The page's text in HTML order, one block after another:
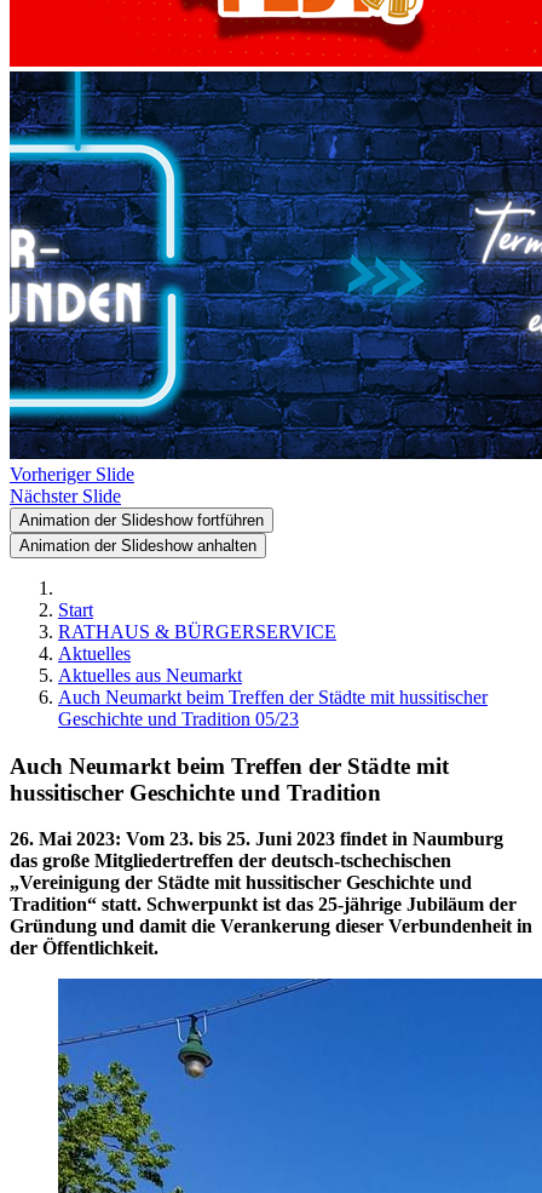
Vorheriger Slide
Nächster Slide
Animation der Slideshow fortführen
Animation der Slideshow anhalten
Start
RATHAUS & BÜRGERSERVICE
Aktuelles
Aktuelles aus Neumarkt
Auch Neumarkt beim Treffen der Städte mit hussitischer
Geschichte und Tradition 05/23
Auch Neumarkt beim Treffen der Städte mit
hussitischer Geschichte und Tradition
26. Mai 2023: Vom 23. bis 25. Juni 2023 findet in Naumburg
das große Mitgliedertreffen der deutsch-tschechischen
„Vereinigung der Städte mit hussitischer Geschichte und
Tradition“ statt. Schwerpunkt ist das 25-jährige Jubiläum der
Gründung und damit die Verankerung dieser Verbundenheit in
der Öffentlichkeit.